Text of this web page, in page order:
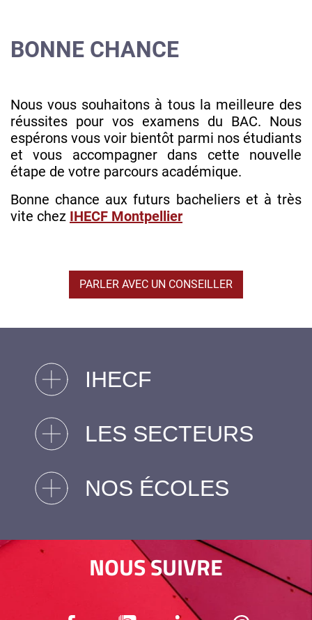
BONNE CHANCE
Nous vous souhaitons à tous la meilleure des
réussites pour vos examens du BAC. Nous
espérons vous voir bientôt parmi nos étudiants
et vous accompagner dans cette nouvelle
étape de votre parcours académique.
Bonne chance aux futurs bacheliers et à très
vite chez IHECF Montpellier
PARLER AVEC UN CONSEILLER
IHECF
LES SECTEURS
NOS ÉCOLES
NOUS SUIVRE